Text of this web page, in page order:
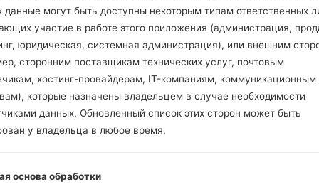
SM-
Модель и ее характеристики
SamsungSM-T805S
Galaxy Tab S 10.5
6.6 миллиметров (0.26
247.3 x 177.3 миллиметров
данные могут быть доступны некоторым типам ответственных
участие в работе этого приложения (администрация,
юридическая, системная администрация), или внешним
сторонним поставщикам технических услуг, почтовым
хостинг-провайдерам, IT-компаниям, коммуникационным
которые назначены владельцем в случае необходимости
данных. Обновленный список этих сторон может быть
у владельца в любое время.
основа обработки